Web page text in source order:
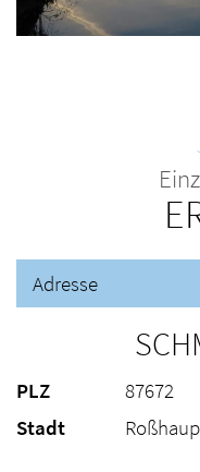
Adresse
PLZ
87672
Stadt